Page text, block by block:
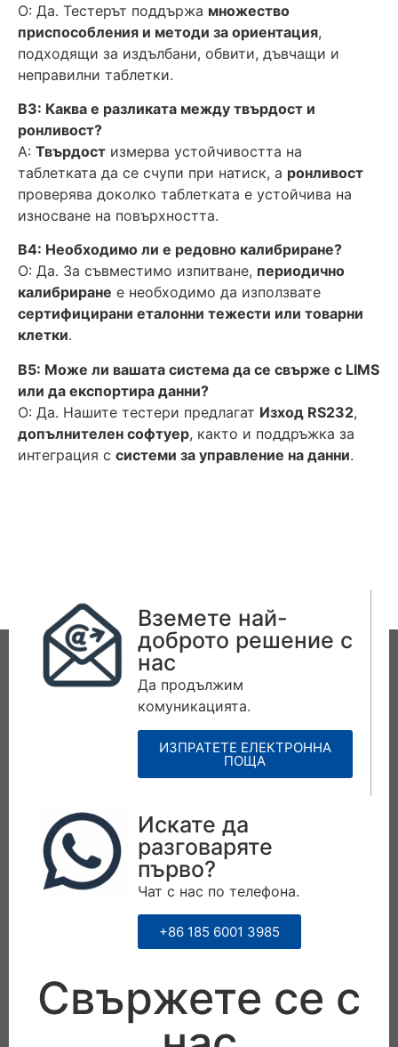
О: Да. Тестерът поддържа множество
приспособления и методи за ориентация,
подходящи за издълбани, обвити, дъвчащи и
неправилни таблетки.
В3: Каква е разликата между твърдост и
ронливост?
A: Твърдост измерва устойчивостта на
таблетката да се счупи при натиск, а ронливост
проверява доколко таблетката е устойчива на
износване на повърхността.
В4: Необходимо ли е редовно калибриране?
О: Да. За съвместимо изпитване, периодично
калибриране е необходимо да използвате
сертифицирани еталонни тежести или товарни
клетки.
В5: Може ли вашата система да се свърже с LIMS
или да експортира данни?
О: Да. Нашите тестери предлагат Изход RS232,
допълнителен софтуер, както и поддръжка за
интеграция с системи за управление на данни.
Вземете най-
доброто решение с
нас
Да продължим
комуникацията.
ИЗПРАТЕТЕ ЕЛЕКТРОННА
ПОЩА
Искате да
разговаряте
първо?
Чат с нас по телефона.
+86 185 6001 3985
Свържете се с